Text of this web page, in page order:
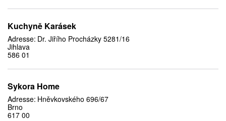
Kuchyně Karásek
Adresse: Dr. Jiřího Procházky 5281/16
Jihlava
586 01
Sykora Home
Adresse: Hněvkovského 696/67
Brno
617 00